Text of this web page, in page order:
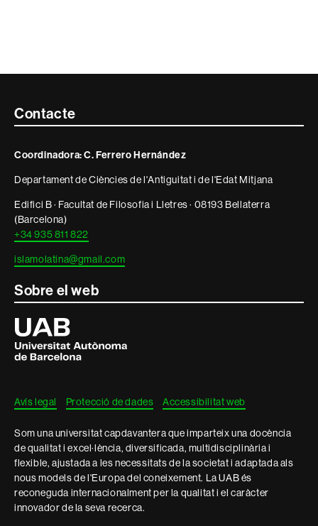
Contacte
informació
legal
Contacte
Coordinadora: C. Ferrero Hernández
Departament de Ciències de l'Antiguitat i de l'Edat Mitjana
Edifici B · Facultat de Filosofia i Lletres · 08193 Bellaterra
(Barcelona)
+34 935 811 822
islamolatina@gmail.com
Sobre el web
Universitat
Autònoma
de
Barcelona
Avís legal Protecció de dades Accessibilitat web
Som una universitat capdavantera que imparteix una docència
de qualitat i excel·lència, diversificada, multidisciplinària i
flexible, ajustada a les necessitats de la societat i adaptada als
nous models de l'Europa del coneixement. La UAB és
reconeguda internacionalment per la qualitat i el caràcter
innovador de la seva recerca.